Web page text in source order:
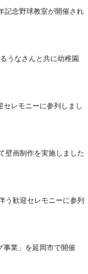
記念野球教室が開催され
うなさんと共に幼稚園
レモニーに参列しまし
壁画制作を実施しました
う歓迎セレモニーに参列
事業」を延岡市で開催